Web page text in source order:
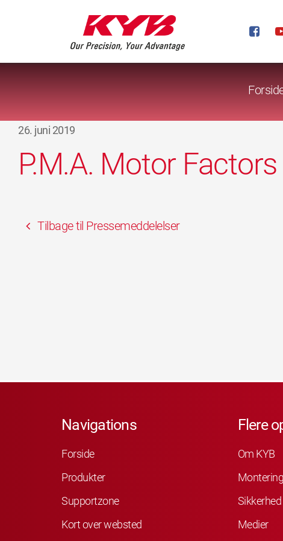
26. juni 2019
P.M.A. Motor Factors
Tilbage til Pressemeddelelser
Navigations
Forside
Produkter
Supportzone
Kort over websted
Flere
Om KYB
Sikkerhed
Medier